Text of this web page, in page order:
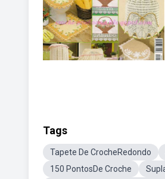
Tags
Tapete De CrocheRedondo
150 PontosDe Croche